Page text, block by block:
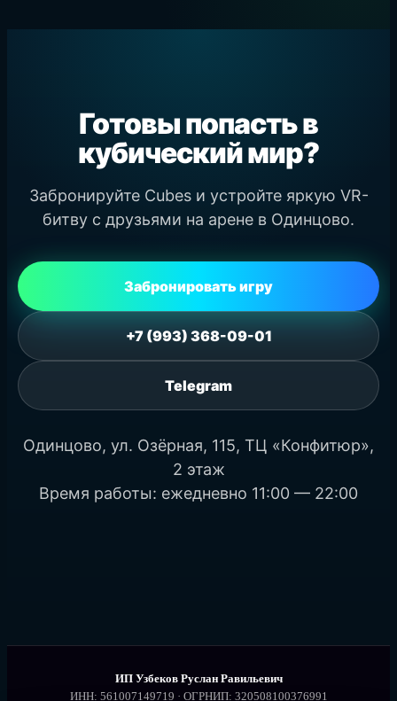
Готовы попасть в
кубический мир?
Забронируйте Cubes и устройте яркую VR-
битву с друзьями на арене в Одинцово.
Забронировать игру
+7 (993) 368-09-01
Telegram
Одинцово, ул. Озёрная, 115, ТЦ «Конфитюр»,
2 этаж
Время работы: ежедневно 11:00 — 22:00
ИП Узбеков Руслан Равильевич
ИНН: 561007149719 · ОГРНИП: 320508100376991